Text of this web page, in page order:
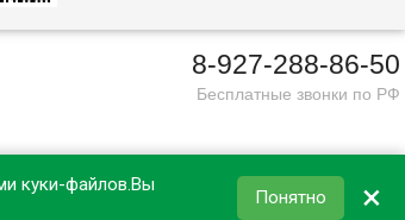
8-927-288-86-50
Бесплатные звонки по РФ
куки-файлов.Вы
Понятно ×